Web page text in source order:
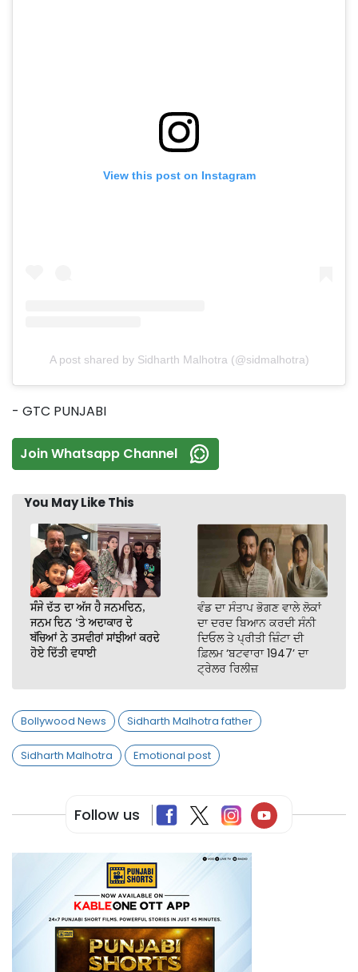
View this post on Instagram
A post shared by Sidharth Malhotra (@sidmalhotra)
- GTC PUNJABI
Join Whatsapp Channel
You May Like This
ਸੰਜੇ ਦੱਤ ਦਾ ਅੱਜ ਹੈ ਜਨਮਦਿਨ,
ਜਨਮ ਦਿਨ ‘ਤੇ ਅਦਾਕਾਰ ਦੇ
ਬੱਚਿਆਂ ਨੇ ਤਸਵੀਰਾਂ ਸਾਂਝੀਆਂ ਕਰਦੇ
ਹੋਏ ਦਿੱਤੀ ਵਧਾਈ
ਵੰਡ ਦਾ ਸੰਤਾਪ ਭੋਗਣ ਵਾਲੇ ਲੋਕਾਂ
ਦਾ ਦਰਦ ਬਿਆਨ ਕਰਦੀ ਸੰਨੀ
ਦਿਓਲ ਤੇ ਪ੍ਰੀਤੀ ਜ਼ਿੰਟਾ ਦੀ
ਫ਼ਿਲਮ ‘ਬਟਵਾਰਾ 1947’ ਦਾ
ਟ੍ਰੇਲਰ ਰਿਲੀਜ਼
Bollywood News Sidharth Malhotra father
Sidharth Malhotra Emotional post
Follow us